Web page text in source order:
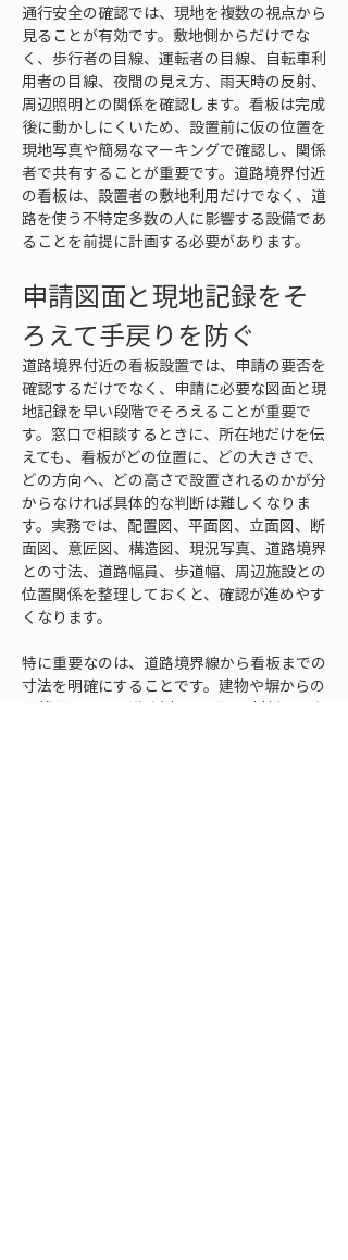
通行安全の確認では、現地を複数の視点から
見ることが有効です。敷地側からだけでな
く、歩行者の目線、運転者の目線、自転車利
用者の目線、夜間の見え方、雨天時の反射、
周辺照明との関係を確認します。看板は完成
後に動かしにくいため、設置前に仮の位置を
現地写真や簡易なマーキングで確認し、関係
者で共有することが重要です。道路境界付近
の看板は、設置者の敷地利用だけでなく、道
路を使う不特定多数の人に影響する設備であ
ることを前提に計画する必要があります。
申請図面と現地記録をそ
ろえて手戻りを防ぐ
道路境界付近の看板設置では、申請の要否を
確認するだけでなく、申請に必要な図面と現
地記録を早い段階でそろえることが重要で
す。窓口で相談するときに、所在地だけを伝
えても、看板がどの位置に、どの大きさで、
どの方向へ、どの高さで設置されるのかが分
からなければ具体的な判断は難しくなりま
す。実務では、配置図、平面図、立面図、断
面図、意匠図、構造図、現況写真、道路境界
との寸法、道路幅員、歩道幅、周辺施設との
位置関係を整理しておくと、確認が進めやす
くなります。
特に重要なのは、道路境界線から看板までの
寸法を明確にすることです。建物や塀からの
距離だけでは、道路側への影響を判断できな